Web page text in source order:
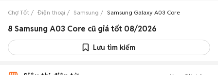
Chợ Tốt Điện thoại Samsung Samsung Galaxy A03 Core
8 Samsung A03 Core cũ giá tốt 08/2026
Lưu tìm kiếm